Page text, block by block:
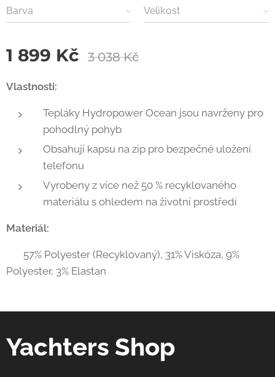
Barva Velikost
1 899 Kč 3 038Kč
Vlastnosti:
Tepláky Hydropower Ocean jsou navrženy pro
pohodlný pohyb
Obsahují kapsu na zip pro bezpečné uložení
telefonu
Vyrobeny z více než 50 % recyklovaného
materiálu s ohledem na životní prostředí
Materiál:
57% Polyester (Recyklovaný), 31% Viskóza, 9%
Polyester, 3% Elastan
Yachters Shop